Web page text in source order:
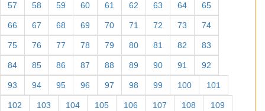
57 58 59 60 61 62 63 64 65
66 67 68 69 70 71 72 73 74
75 76 77 78 79 80 81 82 83
84 85 86 87 88 89 90 91 92
93 94 95 96 97 98 99 100 101
102 103 104 105 106 107 108 109